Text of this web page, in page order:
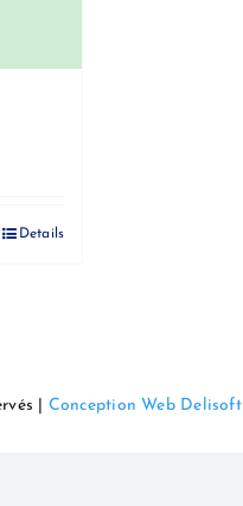
Details
| Conception Web Delisoft